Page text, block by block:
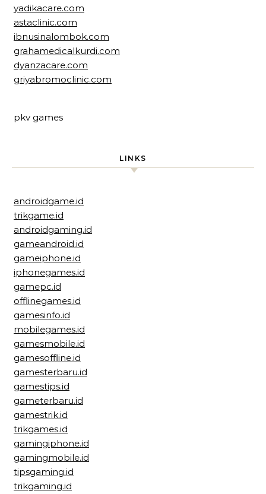
yadikacare.com
astaclinic.com
ibnusinalombok.com
grahamedicalkurdi.com
dyanzacare.com
griyabromoclinic.com
pkv games
LINKS
androidgame.id
trikgame.id
androidgaming.id
gameandroid.id
gameiphone.id
iphonegames.id
gamepc.id
offlinegames.id
gamesinfo.id
mobilegames.id
gamesmobile.id
gamesoffline.id
gamesterbaru.id
gamestips.id
gameterbaru.id
gamestrik.id
trikgames.id
gamingiphone.id
gamingmobile.id
tipsgaming.id
trikgaming.id